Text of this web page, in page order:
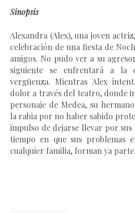
Sinopsis
Alexandra (Alex), una joven
celebración de una fiesta de
amigos. No pudo ver a su
siguiente se enfrentará a la
vergüenza. Mientras Alex
dolor a través del teatro, donde
personaje de Medea, su
la rabia por no haber sabido
impulso de dejarse llevar por sus
tiempo en que sus problemas
cualquier familia, forman ya parte